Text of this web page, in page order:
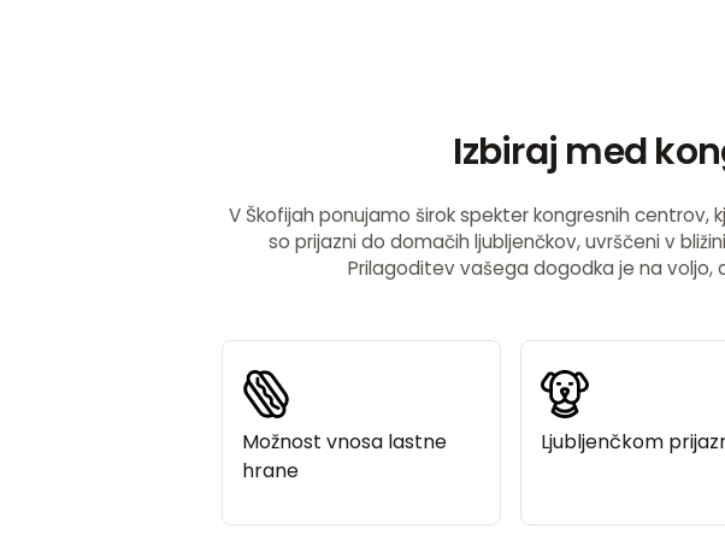
Izbiraj med
V Škofijah ponujamo širok spekter kongresnih
so prijazni do domačih ljubljenčkov, uvrščeni v
Prilagoditev vašega dogodka je na
Možnost vnosa lastne
hrane
Ljubljenčkom